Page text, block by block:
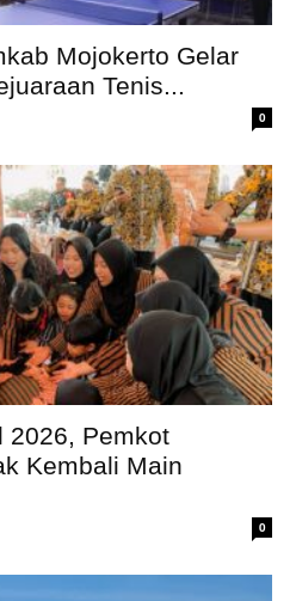
Mojokerto Gelar
Tenis...
0
2026, Pemkot
Kembali Main
0